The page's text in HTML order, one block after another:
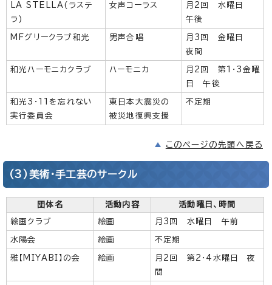
LA STELLA(ラステ
ラ)
女声コーラス
月2回 水曜日
午後
MFグリークラブ和光 男声合唱
月3回 金曜日
夜間
和光ハーモニカクラブ ハーモニカ
月2回 第1・3金曜
日 午後
和光3・11を忘れない
実行委員会
東日本大震災の
被災地復興支援
不定期
このページの先頭へ戻る
(3)美術・手工芸のサークル
団体名 活動内容 活動曜日、時間
絵画クラブ 絵画 月3回 水曜日 午前
水陽会 絵画 不定期
雅【MIYABI】の会 絵画
月2回 第2・4水曜日 夜
間